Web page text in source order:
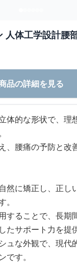
人体工学設計腰
品の詳細を見る
体的な形状で、理
、腰痛の予防と改
然に矯正し、正し
することで、長期
たサポート力を提
ュな外観で、現代
です。